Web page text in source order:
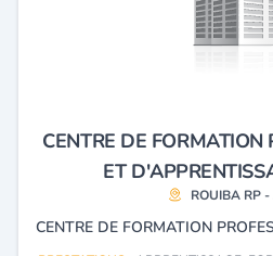
CENTRE DE FORMATION
ET
ROUIBA RP